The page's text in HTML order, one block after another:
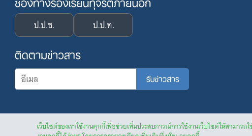
เว็บไซต์ของเราใช้งานคุกกี้เพื่อช่วยเพิ่มประสบการณ์การใช้งานเว็บไซต์ให้สามา
ป.ป.ช. ป.ป.ท.
ติดตามข่าวสาร